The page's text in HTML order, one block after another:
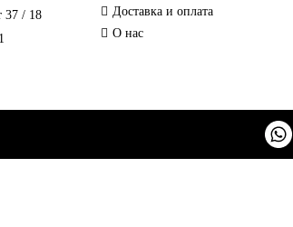
37 / 18
Доставка и оплата
О нас